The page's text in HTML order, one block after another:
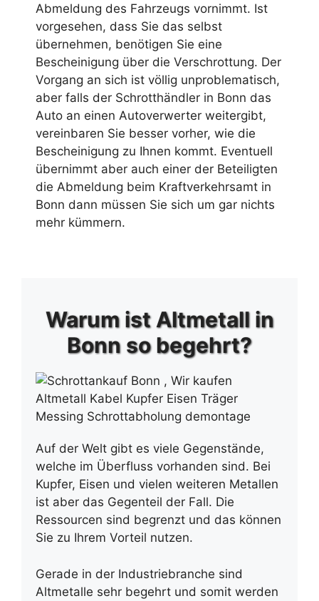
Abmeldung des Fahrzeugs vornimmt. Ist
vorgesehen, dass Sie das selbst
übernehmen, benötigen Sie eine
Bescheinigung über die Verschrottung. Der
Vorgang an sich ist völlig unproblematisch,
aber falls der Schrotthändler in Bonn das
Auto an einen Autoverwerter weitergibt,
vereinbaren Sie besser vorher, wie die
Bescheinigung zu Ihnen kommt. Eventuell
übernimmt aber auch einer der Beteiligten
die Abmeldung beim Kraftverkehrsamt in
Bonn dann müssen Sie sich um gar nichts
mehr kümmern.
Warum ist Altmetall in
Bonn so begehrt?
Auf der Welt gibt es viele Gegenstände,
welche im Überfluss vorhanden sind. Bei
Kupfer, Eisen und vielen weiteren Metallen
ist aber das Gegenteil der Fall. Die
Ressourcen sind begrenzt und das können
Sie zu Ihrem Vorteil nutzen.
Gerade in der Industriebranche sind
Altmetalle sehr begehrt und somit werden